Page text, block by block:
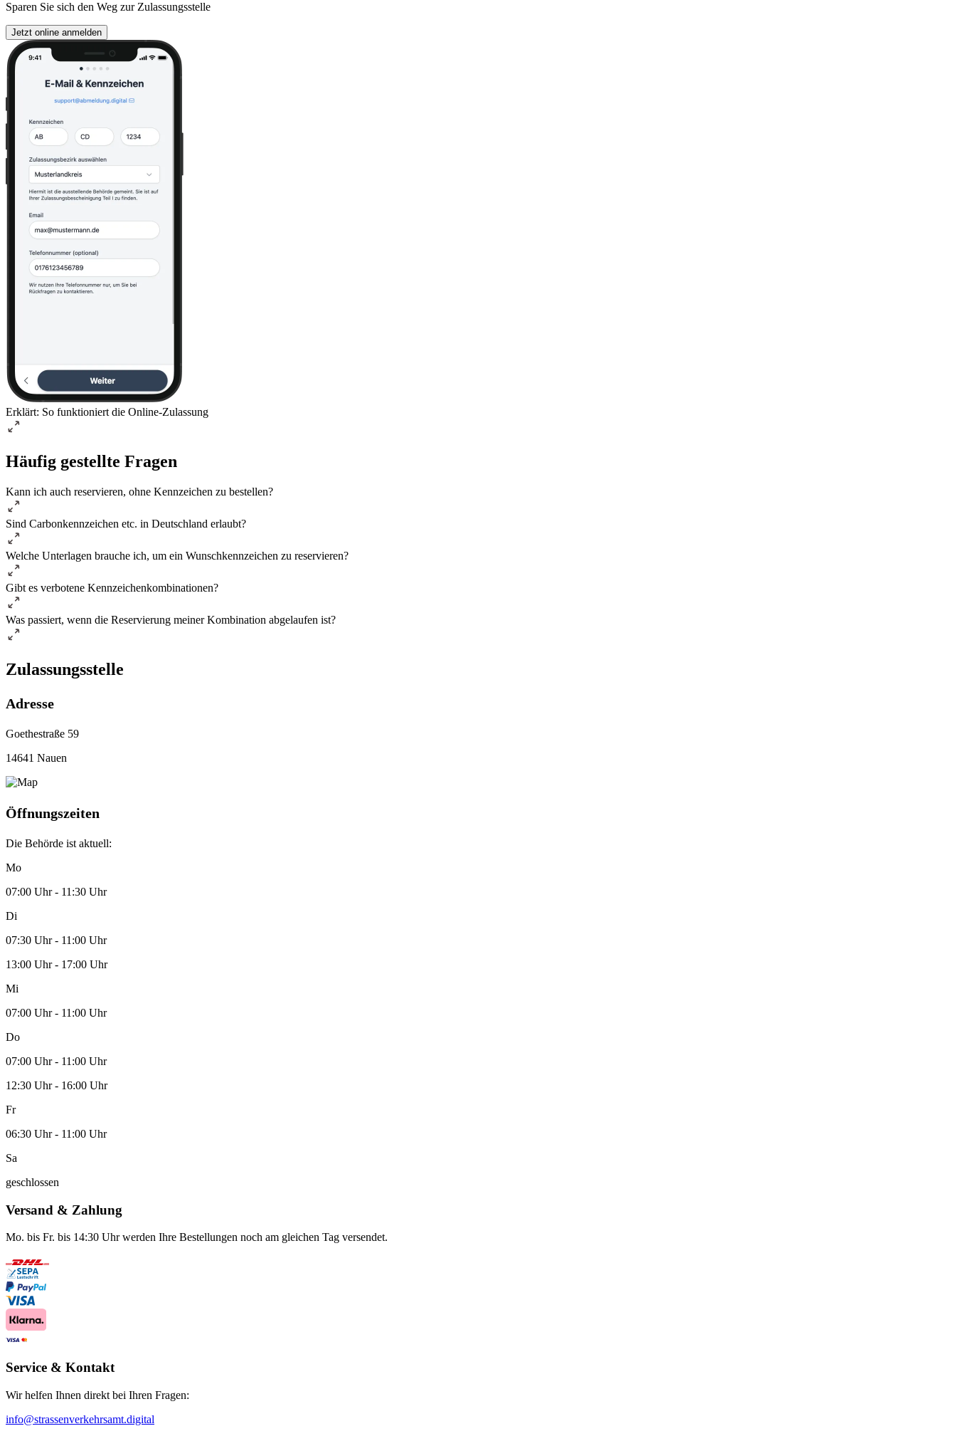
Sparen Sie sich den Weg zur Zulassungsstelle
Jetzt online anmelden
Erklärt: So funktioniert die Online-Zulassung
Häufig gestellte Fragen
Kann ich auch reservieren, ohne Kennzeichen zu bestellen?
Sind Carbonkennzeichen etc. in Deutschland erlaubt?
Welche Unterlagen brauche ich, um ein Wunschkennzeichen zu reservieren?
Gibt es verbotene Kennzeichenkombinationen?
Was passiert, wenn die Reservierung meiner Kombination abgelaufen ist?
Zulassungsstelle
Adresse
Goethestraße 59
14641 Nauen
Öffnungszeiten
Die Behörde ist aktuell:
Mo
07:00 Uhr - 11:30 Uhr
Di
07:30 Uhr - 11:00 Uhr
13:00 Uhr - 17:00 Uhr
Mi
07:00 Uhr - 11:00 Uhr
Do
07:00 Uhr - 11:00 Uhr
12:30 Uhr - 16:00 Uhr
Fr
06:30 Uhr - 11:00 Uhr
Sa
geschlossen
Versand & Zahlung
Mo. bis Fr. bis 14:30 Uhr werden Ihre Bestellungen noch am gleichen Tag versendet.
Service & Kontakt
Wir helfen Ihnen direkt bei Ihren Fragen:
info@strassenverkehrsamt.digital